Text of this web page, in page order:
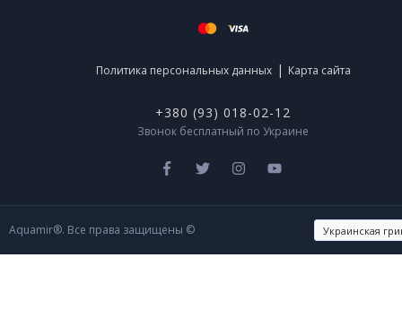
Политика персональных данных | Карта сайта
+380 (93) 018-02-12
Звонок бесплатный по Украине
Aquamir®. Все права защищены ©